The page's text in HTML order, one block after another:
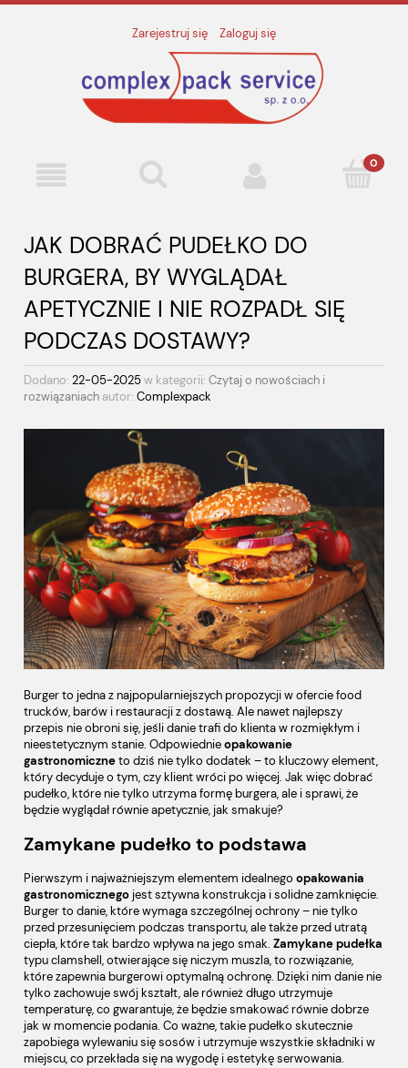
Zarejestruj się Zaloguj się
JAK DOBRAĆ PUDEŁKO DO
BURGERA, BY WYGLĄDAŁ
APETYCZNIE I NIE ROZPADŁ SIĘ
PODCZAS DOSTAWY?
Dodano: 22-05-2025w kategorii: Czytaj o nowościach i
rozwiązaniach autor: Complexpack
Burger to jedna z najpopularniejszych propozycji w ofercie food
trucków, barów i restauracji z dostawą. Ale nawet najlepszy
przepis nie obroni się, jeśli danie trafi do klienta w rozmiękłym i
nieestetycznym stanie. Odpowiednieopakowanie
gastronomiczneto dziś nie tylko dodatek – to kluczowy element,
który decyduje o tym, czy klient wróci po więcej. Jak więc dobrać
pudełko, które nie tylko utrzyma formę burgera, ale i sprawi, że
będzie wyglądał równie apetycznie, jak smakuje?
Zamykane pudełko to podstawa
Pierwszym i najważniejszym elementem idealnego opakowania
gastronomicznego jest sztywna konstrukcja i solidne zamknięcie.
Burger to danie, które wymaga szczególnej ochrony – nie tylko
przed przesunięciem podczas transportu, ale także przed utratą
ciepła, które tak bardzo wpływa na jego smak. Zamykanepudełka
typu clamshell, otwierające się niczym muszla, to rozwiązanie,
które zapewnia burgerowi optymalną ochronę. Dzięki nim danie nie
tylko zachowuje swój kształt, ale również długo utrzymuje
temperaturę, co gwarantuje, że będzie smakować równie dobrze
jak w momencie podania. Co ważne, takie pudełko skutecznie
zapobiega wylewaniu się sosów i utrzymuje wszystkie składniki w
miejscu, co przekłada się na wygodę i estetykę serwowania.